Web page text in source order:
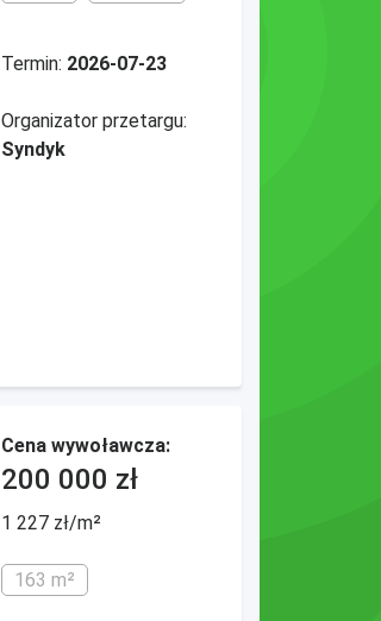
Termin: 2026-07-23
Organizator przetargu:
Syndyk
Cena wywoławcza:
200 000 zł
1 227 zł/m²
163 m²